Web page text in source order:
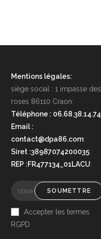
Mentions légales:
siège social : 1 impasse des
roses 86110 Craon:
Téléphone : 06.68.38.14.74
Email :
contact@dpa86.com:
Siret :38987074200035:
REP :FR477134_01LACU:
SOUMETTRE
Accepter les termes
RGPD